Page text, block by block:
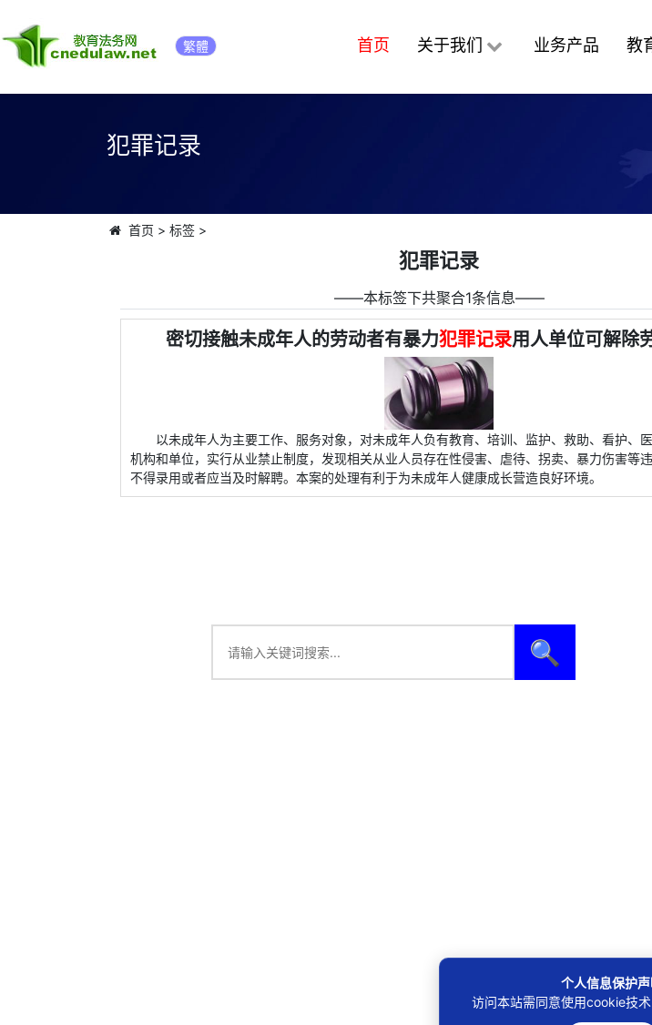
繁體 首页 关于我们 业务产品 教
犯罪记录
首页 > 标签>
犯罪记录
――本标签下共聚合1条信息――
密切接触未成年人的劳动者有暴力犯罪记录用人单位可解除
以未成年人为主要工作、服务对象，对未成年人负有教育、培训、监护、救助、看护、
机构和单位，实行从业禁止制度，发现相关从业人员存在性侵害、虐待、拐卖、暴力伤害等
不得录用或者应当及时解聘。本案的处理有利于为未成年人健康成长营造良好环境。
🔍
个人信息保护
访问本站需同意使用cookie技术